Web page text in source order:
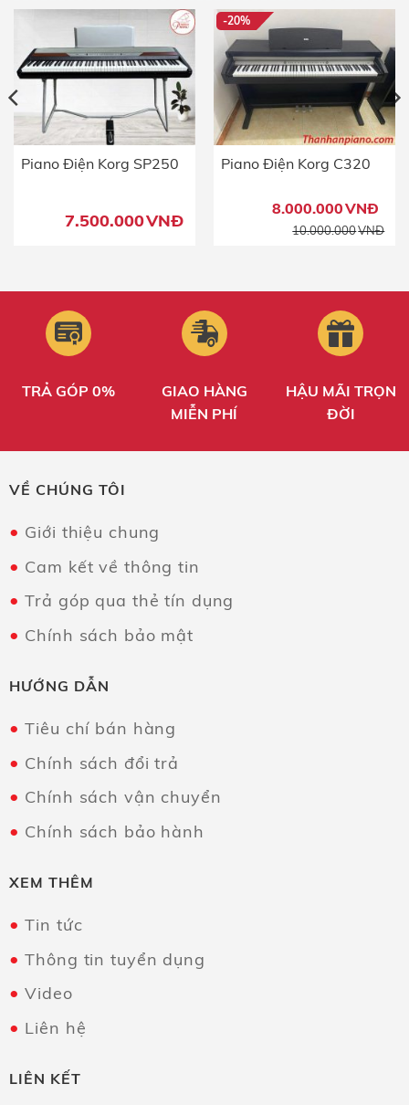
Piano Điện Korg SP250
7.500.000VNĐ
-20%
Piano Điện Korg C320
10.000.000VNĐ
8.000.000VNĐ
TRẢ GÓP 0%
GIAO HÀNG
MIỄN PHÍ
HẬU MÃI TRỌN
ĐỜI
VỀ CHÚNG TÔI
Giới thiệu chung
Cam kết về thông tin
Trả góp qua thẻ tín dụng
Chính sách bảo mật
HƯỚNG DẪN
Tiêu chí bán hàng
Chính sách đổi trả
Chính sách vận chuyển
Chính sách bảo hành
XEM THÊM
Tin tức
Thông tin tuyển dụng
Video
Liên hệ
LIÊN KẾT